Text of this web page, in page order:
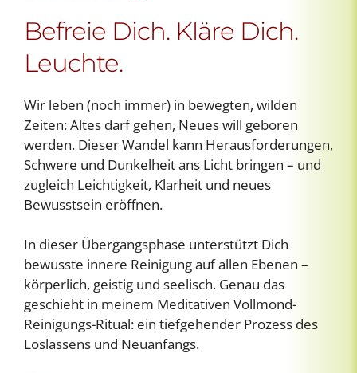
Befreie Dich. Kläre Dich.
Leuchte.
Wir leben (noch immer) in bewegten, wilden
Zeiten: Altes darf gehen, Neues will geboren
werden. Dieser Wandel kann Herausforderungen,
Schwere und Dunkelheit ans Licht bringen – und
zugleich Leichtigkeit, Klarheit und neues
Bewusstsein eröffnen.
In dieser Übergangsphase unterstützt Dich
bewusste innere Reinigung auf allen Ebenen –
körperlich, geistig und seelisch. Genau das
geschieht in meinem Meditativen Vollmond-
Reinigungs-Ritual: ein tiefgehender Prozess des
Loslassens und Neuanfangs.